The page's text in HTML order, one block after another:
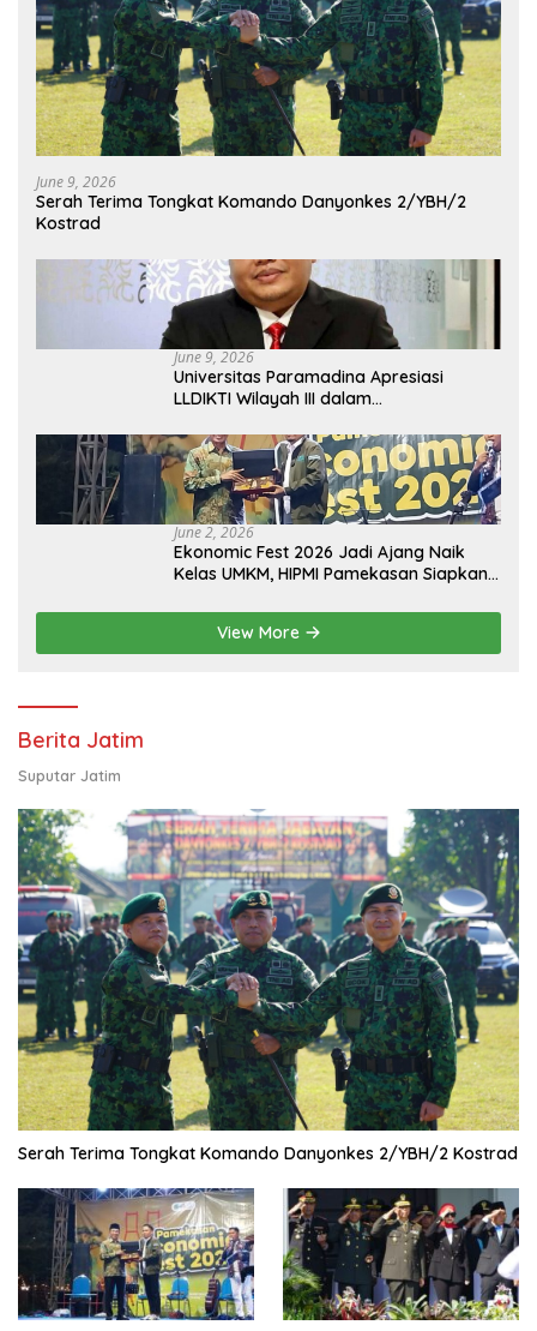
June 9, 2026
Serah Terima Tongkat Komando Danyonkes 2/YBH/2
Kostrad
June 9, 2026
Universitas Paramadina Apresiasi
LLDIKTI Wilayah III dalam
Tinggi Swasta
June 2, 2026
Ekonomic Fest 2026 Jadi Ajang Naik
Kelas UMKM, HIPMI Pamekasan Siapkan
Pendampingan Usaha
View More
Berita Jatim
Suputar Jatim
Serah Terima Tongkat Komando Danyonkes 2/YBH/2 Kostrad